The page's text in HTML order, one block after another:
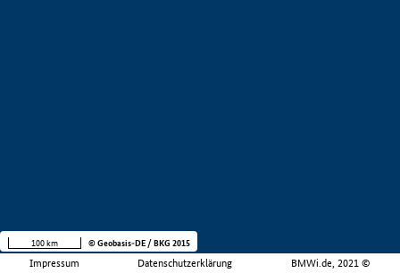
Impressum Datenschutzerklärung BMWi.de, 2021 ©
100 km © Geobasis-DE / BKG 2015